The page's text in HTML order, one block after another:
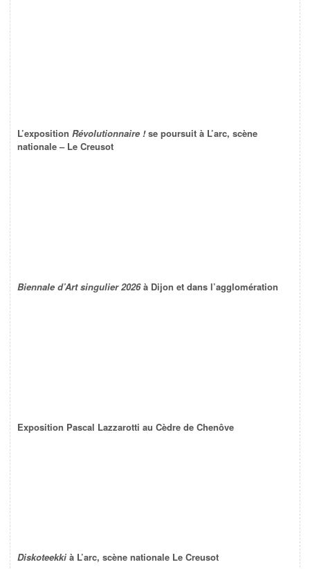
L’exposition Révolutionnaire !se poursuit à L’arc, scène
nationale – Le Creusot
Biennale d’Art singulier 2026à Dijon et dans l’agglomération
Exposition Pascal Lazzarotti au Cèdre de Chenôve
Diskoteekki à L’arc, scène nationale Le Creusot